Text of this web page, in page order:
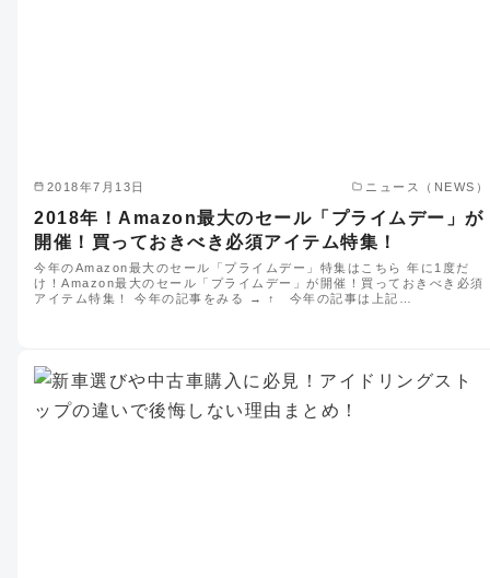
2018年7月13日 ニュース（NEWS）
2018年！Amazon最大のセール「プライムデー」が
開催！買っておきべき必須アイテム特集！
今年のAmazon最大のセール「プライムデー」特集はこちら 年に1度だ
け！Amazon最大のセール「プライムデー」が開催！買っておきべき必須
アイテム特集！ 今年の記事をみる → ↑ 今年の記事は上記…